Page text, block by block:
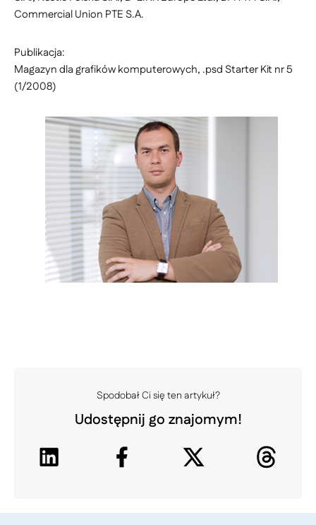
Commercial Union PTE S.A.
Publikacja:
Magazyn dla grafików komputerowych, .psd Starter Kit nr 5
(1/2008)
Spodobał Ci się ten artykuł?
Udostępnij go znajomym!